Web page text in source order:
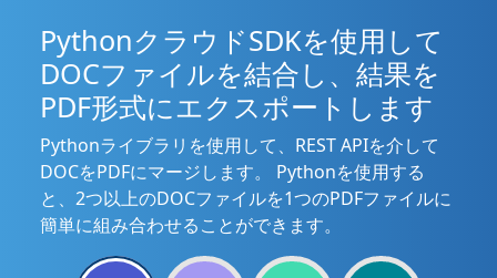
PythonクラウドSDKを使用して
DOCファイルを結合し、結果を
PDF形式にエクスポートします
Pythonライブラリを使用して、REST APIを介して
DOCをPDFにマージします。 Pythonを使用する
と、2つ以上のDOCファイルを1つのPDFファイルに
簡単に組み合わせることができます。